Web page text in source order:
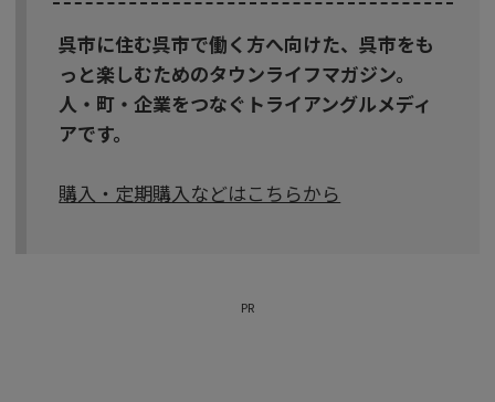
呉市に住む呉市で働く方へ向けた、呉市をも
っと楽しむためのタウンライフマガジン。
人・町・企業をつなぐトライアングルメディ
アです。
購入・定期購入などはこちらから
PR